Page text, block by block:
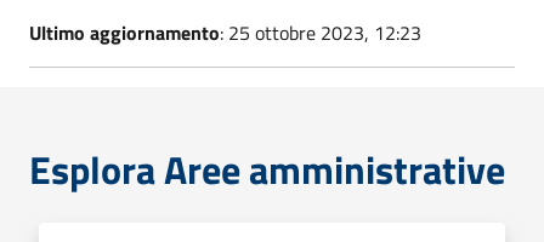
Ultimo aggiornamento: 25 ottobre 2023, 12:23
Esplora Aree amministrative